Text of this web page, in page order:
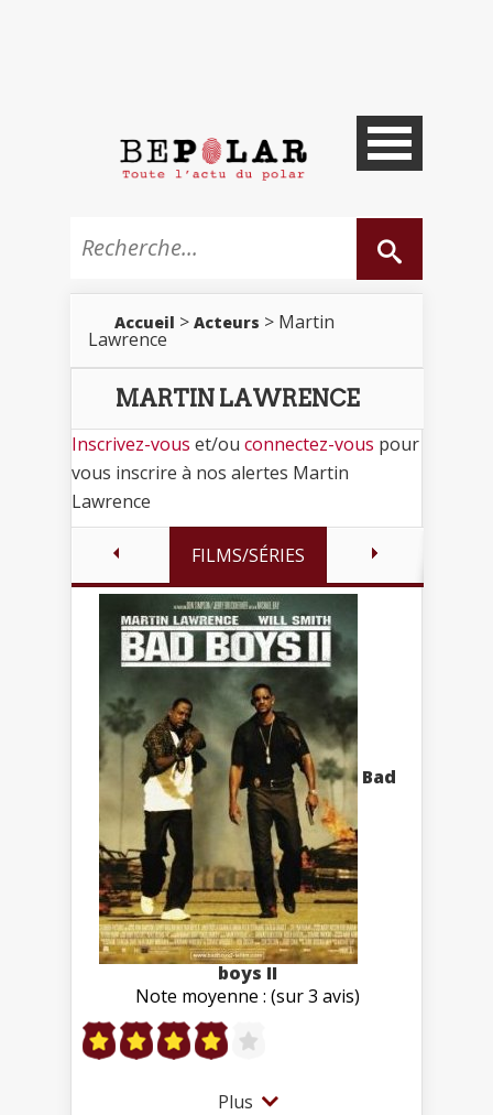
Accueil > Acteurs > Martin
Lawrence
MARTIN LAWRENCE
Inscrivez-vous et/ou connectez-vous pour
vous inscrire à nos alertes Martin
Lawrence
FILMS/SÉRIES
Bad
boys II
Note moyenne : (sur 3 avis)
Plus